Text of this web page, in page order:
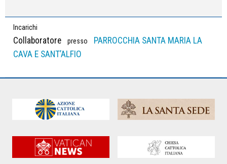
Incarichi
Collaboratore presso
PARROCCHIA SANTA MARIA LA
CAVA E SANT’ALFIO